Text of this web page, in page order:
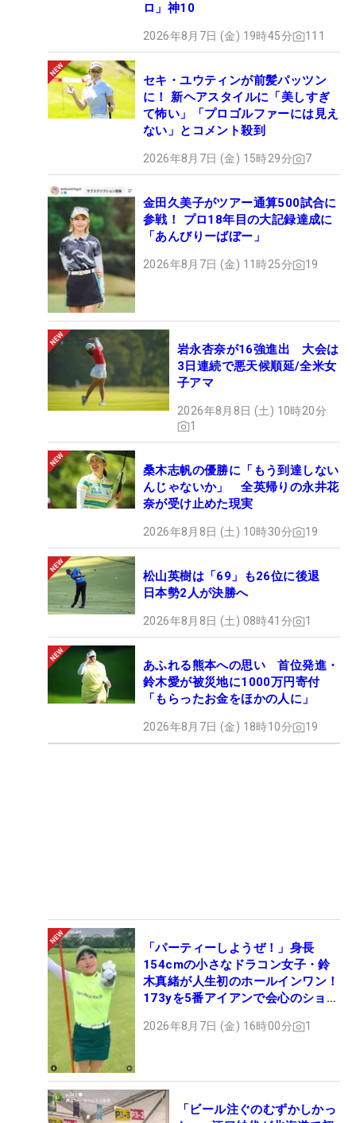
ロ」神10
2026年8月7日 (金) 19時45分 111
セキ・ユウティンが前髪パッツン
に！ 新ヘアスタイルに「美しすぎ
て怖い」「プロゴルファーには見え
ない」とコメント殺到
2026年8月7日 (金) 15時29分 7
金田久美子がツアー通算500試合に
参戦！ プロ18年目の大記録達成に
「あんびりーばぼー」
2026年8月7日 (金) 11時25分 19
岩永杏奈が16強進出 大会は
3日連続で悪天候順延/全米女
子アマ
2026年8月8日 (土) 10時20分
1
桑木志帆の優勝に「もう到達しない
んじゃないか」 全英帰りの永井花
奈が受け止めた現実
2026年8月8日 (土) 10時30分 19
松山英樹は「69」も26位に後退
日本勢2人が決勝へ
2026年8月8日 (土) 08時41分 1
あふれる熊本への思い 首位発進・
鈴木愛が被災地に1000万円寄付
「もらったお金をほかの人に」
2026年8月7日 (金) 18時10分 19
「パーティーしようぜ！」身長
154cmの小さなドラコン女子・鈴
木真緒が人生初のホールインワン！
173yを5番アイアンで会心のショッ
2026年8月7日 (金) 16時00分 1
「ビール注ぐのむずかしかっ